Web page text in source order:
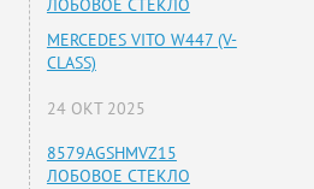
ЛОБОВОЕ СТЕКЛО
MERCEDES VITO W447 (V-
CLASS)
24 ОКТ 2025
8579AGSHMVZ15
ЛОБОВОЕ СТЕКЛО